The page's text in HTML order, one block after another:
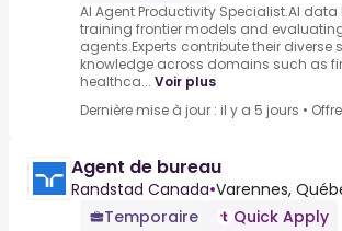
AI Agent Productivity Specialist.AI data
training frontier models and
agents.Experts contribute their diverse
knowledge across domains such as
healthca... Voir plus
Dernière mise à jour : il y a 5 jours •
Agent de bureau
Randstad Canada•Varennes,
Temporaire
Quick Apply